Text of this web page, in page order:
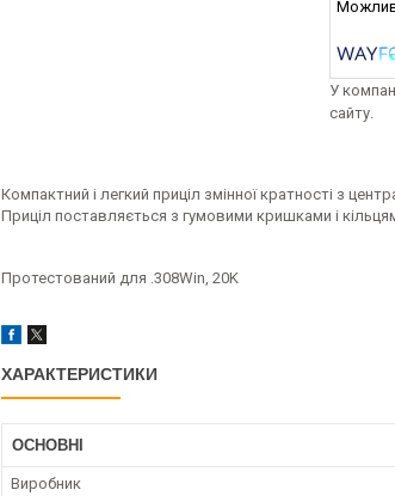
У
сайту.
Компактний і легкий приціл змінної кратності з
Приціл поставляється з гумовими кришками і
Протестований для .308Win, 20K
ХАРАКТЕРИСТИКИ
ОСНОВНІ
Виробник